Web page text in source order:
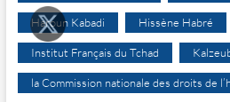
Haroun Kabadi Hissène Habré
Institut Français du Tchad
la Commission nationale des droits de